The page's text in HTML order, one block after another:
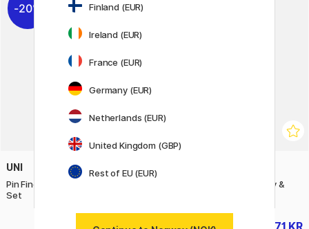
20%
UNI
Pin Fine Line Urban Sketching
Set
348 KR
435 KR
PITT Artist 8-pakning Grey &
271 KR
Finland (EUR)
Ireland (EUR)
France (EUR)
Germany (EUR)
Netherlands (EUR)
United Kingdom (GBP)
Rest of EU (EUR)